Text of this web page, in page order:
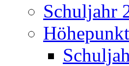
Schuljahr